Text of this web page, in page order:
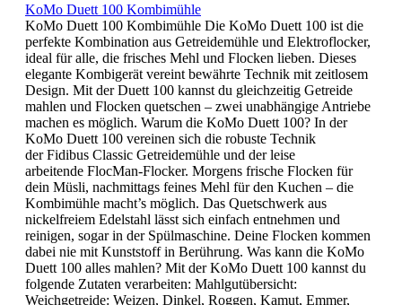
KoMo Duett 100 Kombimühle
KoMo Duett 100 Kombimühle Die KoMo Duett 100 ist die
perfekte Kombination aus Getreidemühle und Elektroflocker,
ideal für alle, die frisches Mehl und Flocken lieben. Dieses
elegante Kombigerät vereint bewährte Technik mit zeitlosem
Design. Mit der Duett 100 kannst du gleichzeitig Getreide
mahlen und Flocken quetschen – zwei unabhängige Antriebe
machen es möglich. Warum die KoMo Duett 100? In der
KoMo Duett 100 vereinen sich die robuste Technik
der Fidibus Classic Getreidemühle und der leise
arbeitende FlocMan-Flocker. Morgens frische Flocken für
dein Müsli, nachmittags feines Mehl für den Kuchen – die
Kombimühle macht’s möglich. Das Quetschwerk aus
nickelfreiem Edelstahl lässt sich einfach entnehmen und
reinigen, sogar in der Spülmaschine. Deine Flocken kommen
dabei nie mit Kunststoff in Berührung. Was kann die KoMo
Duett 100 alles mahlen? Mit der KoMo Duett 100 kannst du
folgende Zutaten verarbeiten: Mahlgutübersicht:
Weichgetreide: Weizen, Dinkel, Roggen, Kamut, Emmer,